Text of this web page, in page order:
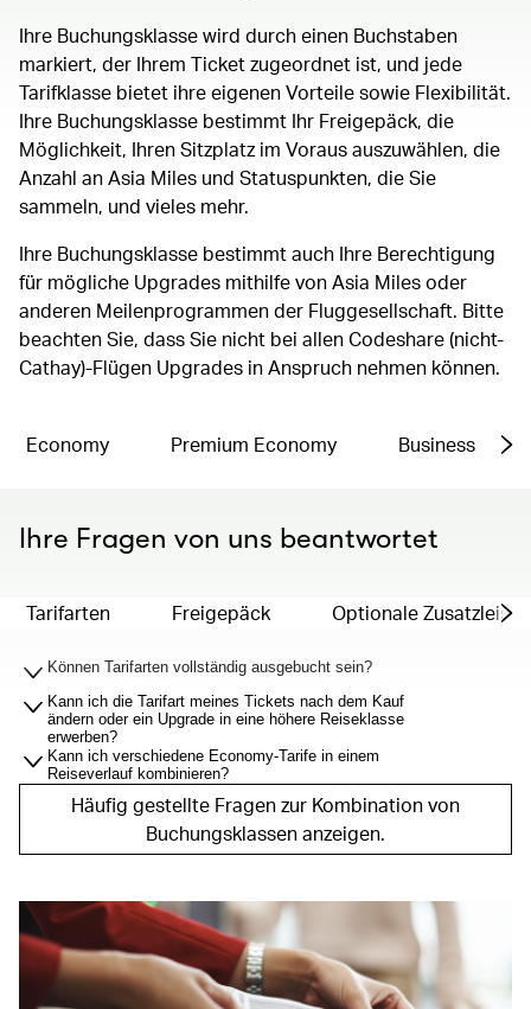
Ihre Buchungsklasse wird durch einen Buchstaben
markiert, der Ihrem Ticket zugeordnet ist, und jede
Tarifklasse bietet ihre eigenen Vorteile sowie Flexibilität.
Ihre Buchungsklasse bestimmt Ihr Freigepäck, die
Möglichkeit, Ihren Sitzplatz im Voraus auszuwählen, die
Anzahl an Asia Miles und Statuspunkten, die Sie
sammeln, und vieles mehr.
Ihre Buchungsklasse bestimmt auch Ihre Berechtigung
für mögliche Upgrades mithilfe von Asia Miles oder
anderen Meilenprogrammen der Fluggesellschaft. Bitte
beachten Sie, dass Sie nicht bei allen Codeshare (nicht-
Cathay)-Flügen Upgrades in Anspruch nehmen können.
Economy Premium Economy Business
Ihre Fragen von uns beantwortet
Tarifarten Freigepäck Optionale
Können Tarifarten vollständig ausgebucht sein?
Kann ich die Tarifart meines Tickets nach dem Kauf
ändern oder ein Upgrade in eine höhere Reiseklasse
erwerben?
Kann ich verschiedene Economy-Tarife in einem
Reiseverlauf kombinieren?
Häufig gestellte Fragen zur Kombination von
Buchungsklassen anzeigen.